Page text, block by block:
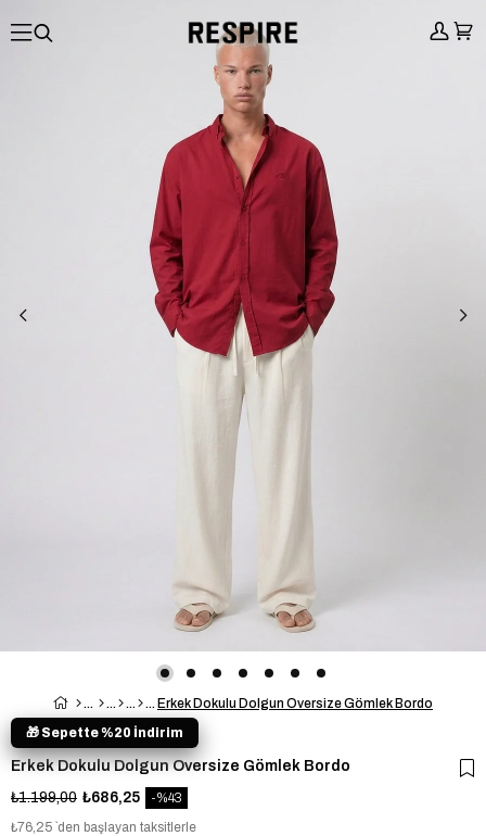
Erkek Dokulu Dolgun Oversize Gömlek Bordo
Erkek Dokulu Dolgun Oversize Gömlek Bordo
₺1.199,00 ₺686,25
43
₺76,25 `den başlayan taksitlerle
🎁 Sepette %20 İndirim